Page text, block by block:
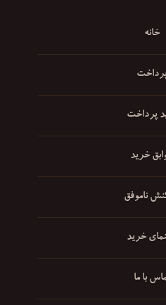
خانه
پرداخت
خرید
ناموفق
خرید
با ما